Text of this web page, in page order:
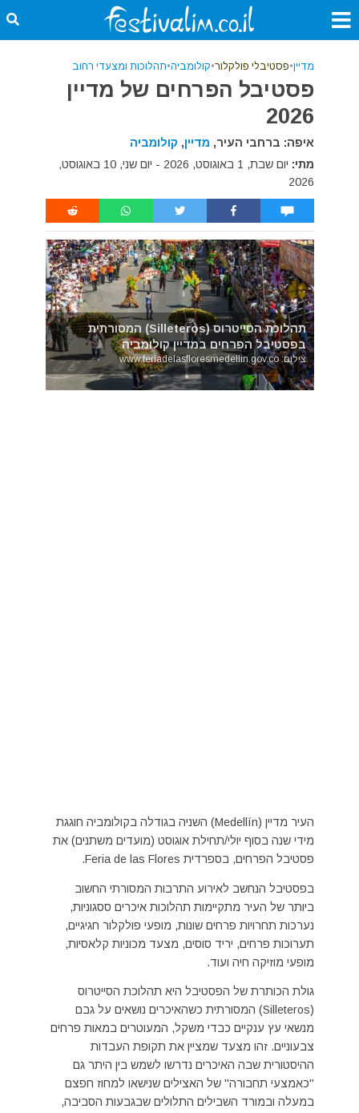
מדיין•פסטיבלי פולקלור•קולומביה•תהלוכות ומצעדי רחוב
פסטיבל הפרחים של מדיין
2026
איפה: ברחבי העיר, מדיין, קולומביה
מתי:
יום שבת, 1 באוגוסט, 2026 - יום שני, 10 באוגוסט,
2026
תהלוכת הסייטרוס (Silleteros) המסורתית
בפסטיבל הפרחים במדיין קולומביה
צילום: www.feriadelasfloresmedellin.gov.co
העיר מדיין (Medellín) השניה בגודלה בקולומביה חוגגת
מידי שנה בסוף יולי/תחילת אוגוסט (מועדים משתנים) את
פסטיבל הפרחים, בספרדית Feria de las Flores.
בפסטיבל הנחשב לאירוע התרבות המסורתי החשוב
ביותר של העיר מתקיימות תהלוכות איכרים ססגוניות,
נערכות תחרויות פרחים שונות, מופעי פולקלור חגיגיים,
תערוכות פרחים, יריד סוסים, מצעד מכוניות קלאסיות,
מופעי מוזיקה חיה ועוד.
גולת הכותרת של הפסטיבל היא תהלוכת הסייטרוס
(Silleteros) המסורתית כשהאיכרים נושאים על גבם
מנשאי עץ ענקיים כבדי משקל, המעוטרים במאות פרחים
צבעוניים. זהו מצעד שמציין את תקופת העבדות
ההיסטורית שבה האיכרים נדרשו לשמש בין היתר גם
"כאמצעי תחבורה" של האצילים שנישאו למחוז חפצם
במעלה ובמורד השבילים התלולים שבגבעות הסביבה,